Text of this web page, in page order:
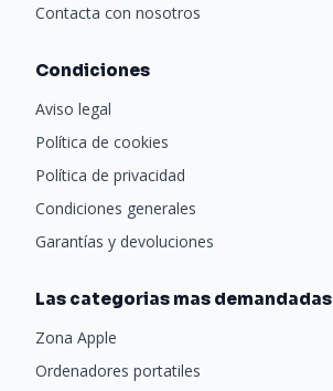
Contacta con nosotros
Condiciones
Aviso legal
Política de cookies
Política de privacidad
Condiciones generales
Garantías y devoluciones
Las categorias mas demandadas
Zona Apple
Ordenadores portatiles